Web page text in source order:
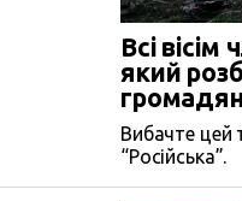
Всі
який
Вибачте цей
“Російська”.